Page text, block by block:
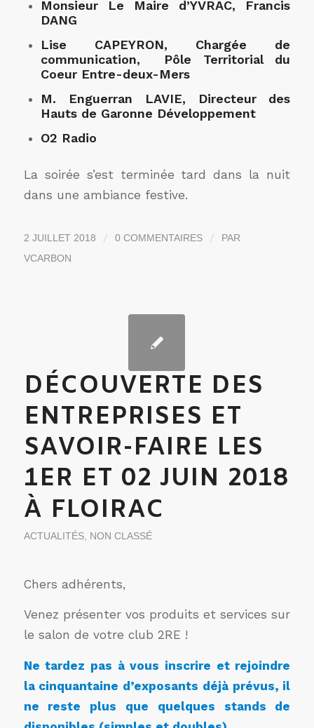
Monsieur Le Maire d’YVRAC, Francis
DANG
Lise CAPEYRON, Chargée de
communication, Pôle Territorial du
Coeur Entre-deux-Mers
M. Enguerran LAVIE, Directeur des
Hauts de Garonne Développement
O2 Radio
La soirée s’est terminée tard dans la nuit
dans une ambiance festive.
2 JUILLET 2018 / 0 COMMENTAIRES /
PAR
VCARBON
DÉCOUVERTE DES
ENTREPRISES ET
SAVOIR-FAIRE LES
1ER ET 02 JUIN 2018
À FLOIRAC
ACTUALITÉS, NON CLASSÉ
Chers adhérents,
Venez présenter vos produits et services sur
le salon de votre club 2RE !
Ne tardez pas à vous inscrire et rejoindre
la cinquantaine d’exposants déjà prévus, il
ne reste plus que quelques stands de